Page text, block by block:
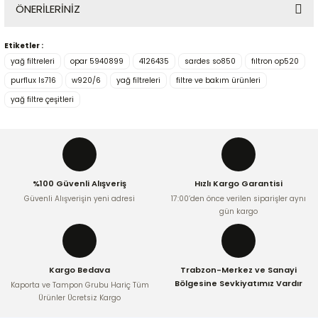
ÖNERİLERİNİZ
Bu ürünün fiyat bilgisi, resim, ürün açıklamalarında ve diğer
konularda yetersiz gördüğünüz noktaları öneri formunu
kullanarak tarafımıza iletebilirsiniz.
Ürün açıklamasında eksik bilgiler bulunuyor.
Ürün bilgilerinde hatalar bulunuyor.
Ürün fiyatı diğer sitelerden daha pahalı.
Bu ürüne benzer farklı alternatifler olmalı.
Etiketler :
yağ filtreleri
opar 5940899 4126435 sardes so850
fıltron op520
purflux ls716
w920/6 yağ filtreleri
filtre ve bakım ürünleri
yağ filtre çeşitleri
%100 Güvenli Alışveriş
Güvenli Alışverişin yeni adresi
Hızlı Kargo Garantisi
17:00’den önce verilen siparişler aynı
gün kargo
Kargo Bedava
Kaporta ve Tampon Grubu Hariç Tüm
Ürünler Ücretsiz Kargo
Trabzon-Merkez ve Sanayi
Bölgesine Sevkiyatımız Vardır